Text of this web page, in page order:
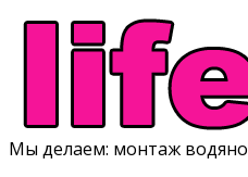
Мы делаем: монтаж